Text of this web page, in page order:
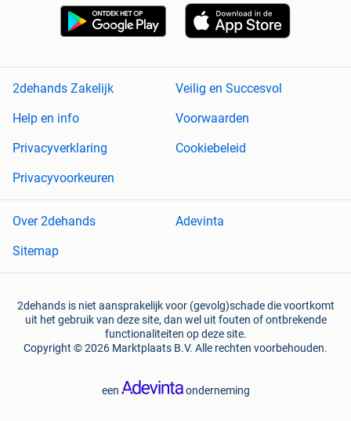
2dehands Zakelijk
Veilig en Succesvol
Help en info
Voorwaarden
Privacyverklaring
Cookiebeleid
Privacyvoorkeuren
Over 2dehands
Adevinta
Sitemap
2dehands is niet aansprakelijk voor (gevolg)schade die voortkomt
uit het gebruik van deze site, dan wel uit fouten of ontbrekende
functionaliteiten op deze site.
Copyright © 2026 Marktplaats B.V. Alle rechten voorbehouden.
een onderneming